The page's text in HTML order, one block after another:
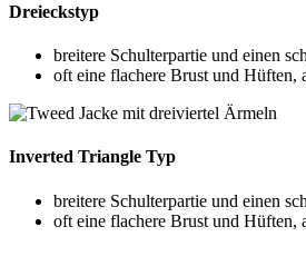
Dreieckstyp
breitere Schulterpartie und einen
oft eine flachere Brust und Hüften,
Inverted Triangle Typ
breitere Schulterpartie und einen
oft eine flachere Brust und Hüften,